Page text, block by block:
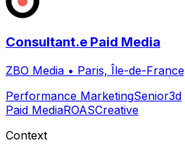
Consultant.e Paid Media
ZBO Media • Paris, Île-de-
Performance MarketingSenior3d
Paid MediaROASCreative
Context